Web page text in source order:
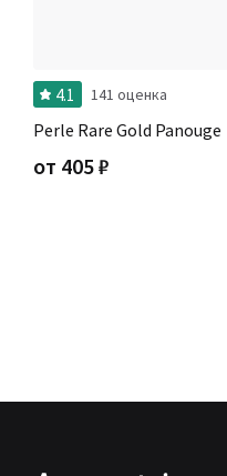
4.1 141 оценка
Perle Rare Gold Panouge
от 405₽